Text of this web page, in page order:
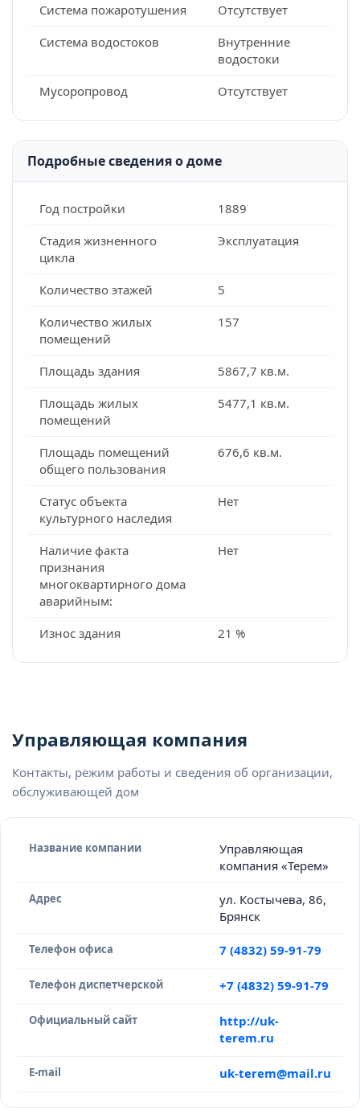
Система пожаротушения
Отсутствует
Система водостоков
Внутренние
водостоки
Мусоропровод
Отсутствует
Подробные сведения о доме
Год постройки
1889
Стадия жизненного
цикла
Эксплуатация
Количество этажей
5
Количество жилых
помещений
157
Площадь здания
5867,7 кв.м.
Площадь жилых
помещений
5477,1 кв.м.
Площадь помещений
общего пользования
676,6 кв.м.
Статус объекта
культурного наследия
Нет
Наличие факта
признания
многоквартирного дома
аварийным:
Нет
Износ здания 21 %
Управляющая компания
Контакты, режим работы и сведения об организации,
обслуживающей дом
Название компании
Управляющая
компания «Терем»
Адрес
ул. Костычева, 86,
Брянск
Телефон офиса 7 (4832) 59-91-79
Телефон диспетчерской +7 (4832) 59-91-79
Официальный сайт
http://uk-
terem.ru
E-mail uk-terem@mail.ru